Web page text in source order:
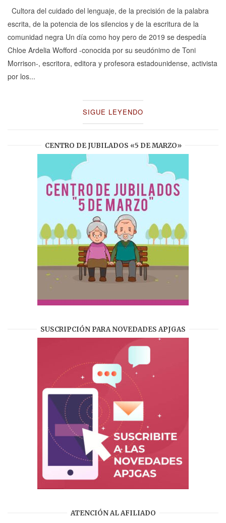
Cultora del cuidado del lenguaje, de la precisión de la palabra
escrita, de la potencia de los silencios y de la escritura de la
comunidad negra Un día como hoy pero de 2019 se despedía
Chloe Ardelia Wofford -conocida por su seudónimo de Toni
Morrison-, escritora, editora y profesora estadounidense, activista
por los...
SIGUE LEYENDO
CENTRO DE JUBILADOS «5 DE MARZO»
SUSCRIPCIÓN PARA NOVEDADES APJGAS
ATENCIÓN AL AFILIADO